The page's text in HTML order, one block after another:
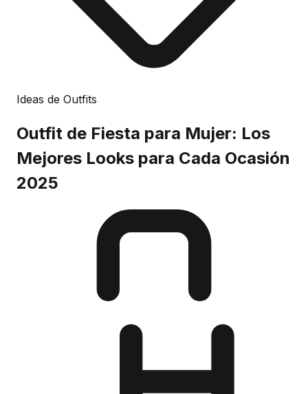
Ideas de Outfits
Outfit de Fiesta para Mujer: Los
Mejores Looks para Cada Ocasión
2025